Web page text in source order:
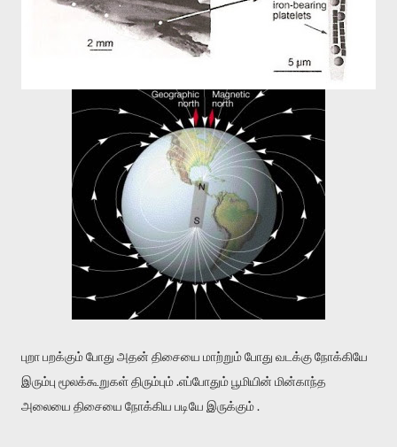
புறா பறக்கும் போது அதன் திசையை மாற்றும் போது வடக்கு நோக்கியே
இரும்பு மூலக்கூறுகள் திரும்பும் .எப்போதும் பூமியின் மின்காந்த
அலையை திசையை நோக்கிய படியே இருக்கும் .